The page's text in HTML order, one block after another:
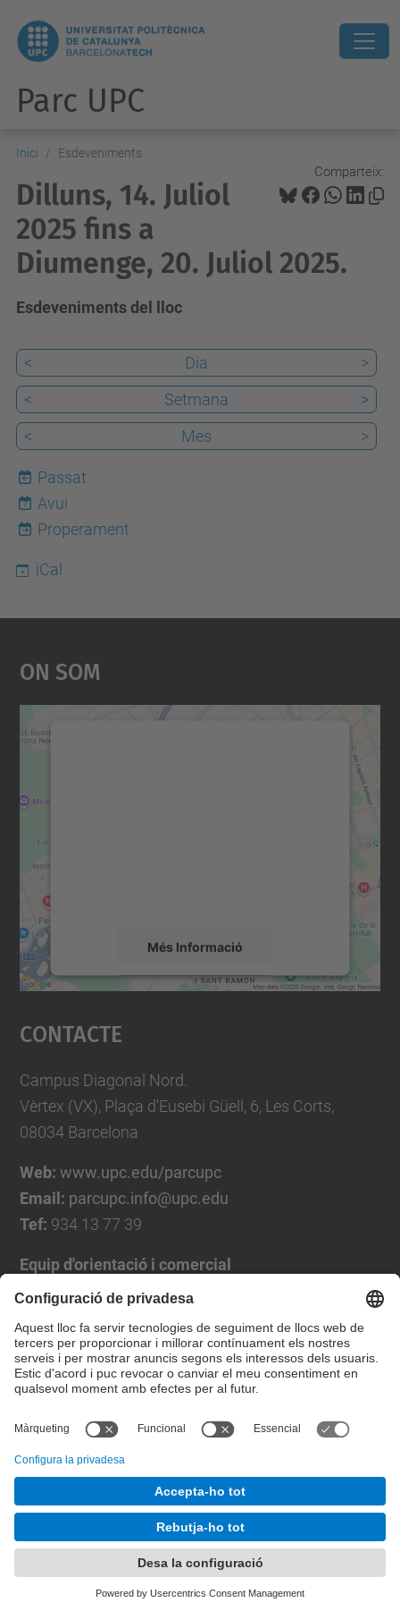
Parc UPC
Inici Esdeveniments
Comparteix:
Dilluns, 14. Juliol
2025 fins a
Diumenge, 20. Juliol 2025.
Esdeveniments del lloc
< Dia
>
<
Setmana
>
<
Mes >
Passat
7
Avui
Properament
iCal
On Som
Més Informació
Accepta
powered by
Contacte
Campus Diagonal Nord.
Vèrtex (VX), Plaça d'Eusebi Güell, 6, Les Corts,
08034 Barcelona
Web: www.upc.edu/parcupc
Email: parcupc.info@upc.edu
Tef: 934 13 77 39
Equip d'orientació i comercial
José Luís Grande
Tel. 93 4137194
jose.luis.grande@upc.edu
Formulari de contacte
Desenvolupat amb